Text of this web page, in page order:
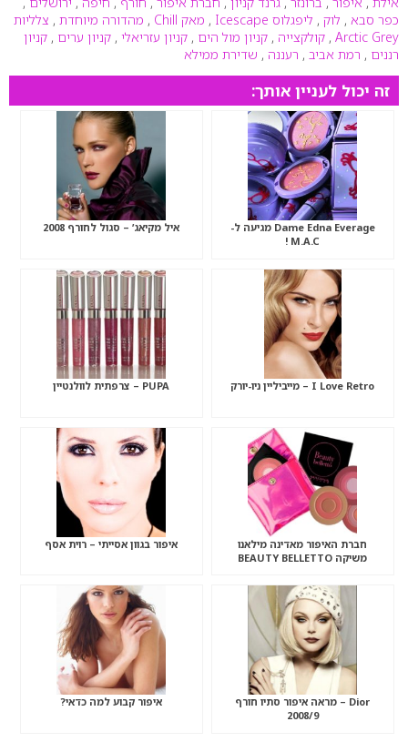
כפר סבא , לוק , ליפגלוס Icescape , מאק Chill , מהדורה מיוחדת , צלליות
Arctic Grey
, קולקצייה , קניון מול הים , קניון עזריאלי , קניון ערים , קניון
רננים , רמת אביב , רעננה , שדירת ממילא
זה יכול לעניין אותך:
Dame Edna Everage מגיעה ל-
M.A.C !
איל מקיאג’ – סגול לחורף 2008
I Love Retro – מייביליין ניו-יורק PUPA – צרפתית לוולנטיין
חברת האיפור מאדינה מילאנו
משיקה BEAUTY BELLETTO
איפור בגוון אסייתי – רוית אסף
Dior – מראה איפור סתיו חורף
2008/9
איפור קבוע למה כדאי?